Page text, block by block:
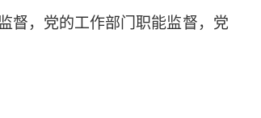
，党的工作部门职能监督，党